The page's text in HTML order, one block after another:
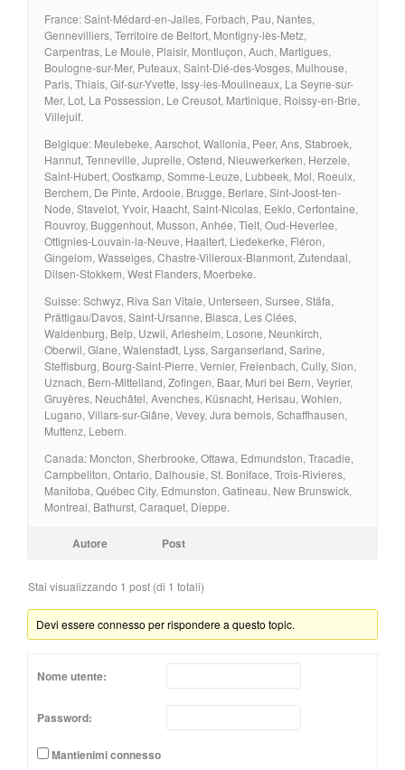
France: Saint-Médard-en-Jalles, Forbach, Pau, Nantes,
Gennevilliers, Territoire de Belfort, Montigny-lès-Metz,
Carpentras, Le Moule, Plaisir, Montluçon, Auch, Martigues,
Boulogne-sur-Mer, Puteaux, Saint-Dié-des-Vosges, Mulhouse,
Paris, Thiais, Gif-sur-Yvette, Issy-les-Moulineaux, La Seyne-sur-
Mer, Lot, La Possession, Le Creusot, Martinique, Roissy-en-Brie,
Villejuif.
Belgique: Meulebeke, Aarschot, Wallonia, Peer, Ans, Stabroek,
Hannut, Tenneville, Juprelle, Ostend, Nieuwerkerken, Herzele,
Saint-Hubert, Oostkamp, Somme-Leuze, Lubbeek, Mol, Roeulx,
Berchem, De Pinte, Ardooie, Brugge, Berlare, Sint-Joost-ten-
Node, Stavelot, Yvoir, Haacht, Saint-Nicolas, Eeklo, Cerfontaine,
Rouvroy, Buggenhout, Musson, Anhée, Tielt, Oud-Heverlee,
Ottignies-Louvain-la-Neuve, Haaltert, Liedekerke, Fléron,
Gingelom, Wasseiges, Chastre-Villeroux-Blanmont, Zutendaal,
Dilsen-Stokkem, West Flanders, Moerbeke.
Suisse: Schwyz, Riva San Vitale, Unterseen, Sursee, Stäfa,
Prättigau/Davos, Saint-Ursanne, Biasca, Les Clées,
Waldenburg, Belp, Uzwil, Arlesheim, Losone, Neunkirch,
Oberwil, Glane, Walenstadt, Lyss, Sarganserland, Sarine,
Steffisburg, Bourg-Saint-Pierre, Vernier, Freienbach, Cully, Sion,
Uznach, Bern-Mittelland, Zofingen, Baar, Muri bei Bern, Veyrier,
Gruyères, Neuchâtel, Avenches, Küsnacht, Herisau, Wohlen,
Lugano, Villars-sur-Glâne, Vevey, Jura bernois, Schaffhausen,
Muttenz, Lebern.
Canada: Moncton, Sherbrooke, Ottawa, Edmundston, Tracadie,
Campbellton, Ontario, Dalhousie, St. Boniface, Trois-Rivieres,
Manitoba, Québec City, Edmunston, Gatineau, New Brunswick,
Montreal, Bathurst, Caraquet, Dieppe.
Autore Post
Stai visualizzando 1 post (di 1 totali)
Devi essere connesso per rispondere a questo topic.
Nome utente:
Password:
Mantienimi connesso